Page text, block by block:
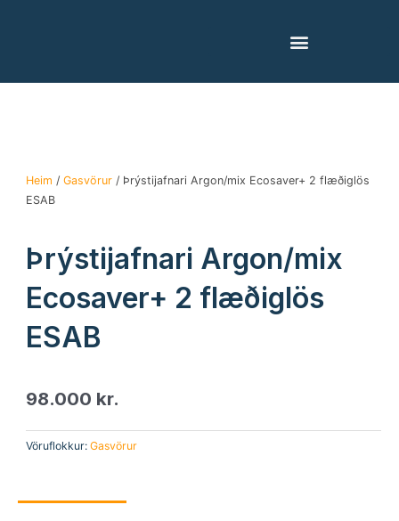
Heim / Gasvörur / Þrýstijafnari Argon/mix Ecosaver+ 2 flæðiglös
ESAB
Þrýstijafnari Argon/mix
Ecosaver+ 2 flæðiglös
ESAB
98.000 kr.
Vöruflokkur: Gasvörur